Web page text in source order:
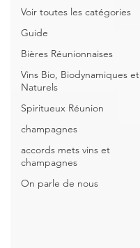
Voir toutes les catégories
Guide
Bières Réunionnaises
Vins Bio, Biodynamiques et
Naturels
Spiritueux Réunion
champagnes
accords mets vins et
champagnes
On parle de nous